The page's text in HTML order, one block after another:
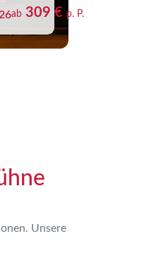
ab 309 € p. P.
Unsere